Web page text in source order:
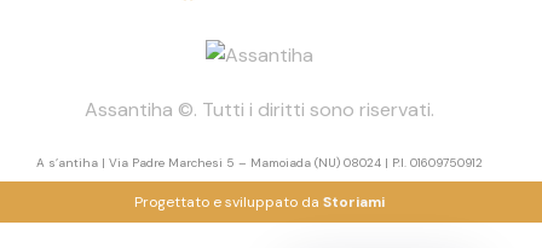
Assantiha ©. Tutti i diritti sono riservati.
A s’antiha | Via Padre Marchesi 5 – Mamoiada (NU) 08024 | P.I. 01609750912
Progettato e sviluppato da Storiami